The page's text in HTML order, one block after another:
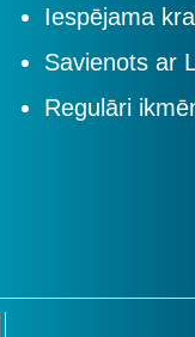
Iespējama
Savienots ar
Regulāri